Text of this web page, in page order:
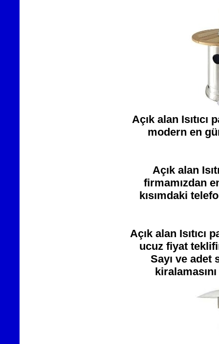
Açık alan
modern en
Açık alan
firmamızdan
kısımdaki
Açık alan
ucuz fiyat
Sayı ve adet